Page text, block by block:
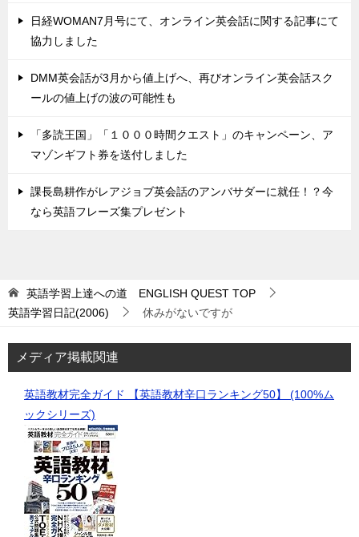
日経WOMAN7月号にて、オンライン英会話に関する記事にて
協力しました
DMM英会話が3月から値上げへ、再びオンライン英会話スク
ールの値上げの波の可能性も
「多読王国」「１０００時間クエスト」のキャンペーン、ア
マゾンギフト券を送付しました
課長島耕作がレアジョブ英会話のアンバサダーに就任！？今
なら英語フレーズ集プレゼント
英語学習上達への道 ENGLISH QUEST TOP
英語学習日記(2006)
休みがないですが
メディア掲載関連
英語教材完全ガイド 【英語教材辛口ランキング50】 (100%ム
ックシリーズ)